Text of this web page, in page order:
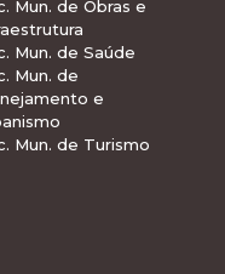
Mun. de Obras e
Mun. de Saúde
Mun. de
e
Mun. de Turismo